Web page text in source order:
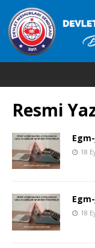
Resmi
18
18